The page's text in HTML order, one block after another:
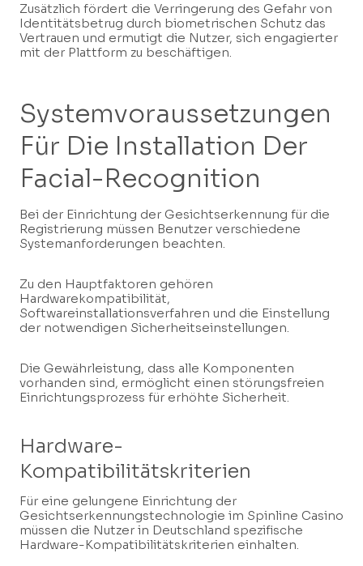
Zusätzlich fördert die Verringerung des Gefahr von
Identitätsbetrug durch biometrischen Schutz das
Vertrauen und ermutigt die Nutzer, sich engagierter
mit der Plattform zu beschäftigen.
Systemvoraussetzungen
Für Die Installation Der
Facial-Recognition
Bei der Einrichtung der Gesichtserkennung für die
Registrierung müssen Benutzer verschiedene
Systemanforderungen beachten.
Zu den Hauptfaktoren gehören
Hardwarekompatibilität,
Softwareinstallationsverfahren und die Einstellung
der notwendigen Sicherheitseinstellungen.
Die Gewährleistung, dass alle Komponenten
vorhanden sind, ermöglicht einen störungsfreien
Einrichtungsprozess für erhöhte Sicherheit.
Hardware-
Kompatibilitätskriterien
Für eine gelungene Einrichtung der
Gesichtserkennungstechnologie im Spinline Casino
müssen die Nutzer in Deutschland spezifische
Hardware-Kompatibilitätskriterien einhalten.